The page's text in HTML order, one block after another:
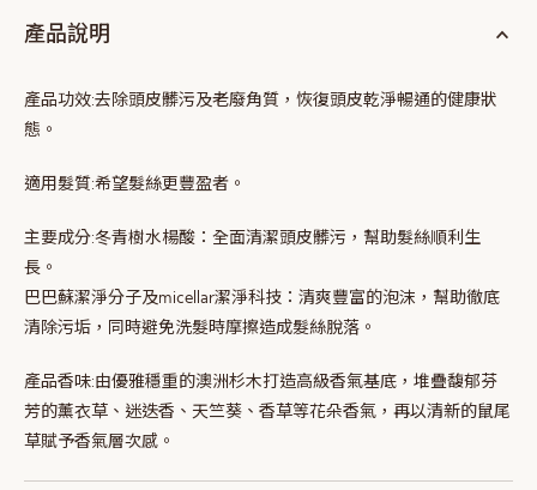
產品說明
產品功效:去除頭皮髒污及老廢角質，恢復頭皮乾淨暢通的健康狀
態。
適用髮質:希望髮絲更豐盈者。
主要成分:冬青樹水楊酸：全面清潔頭皮髒污，幫助髮絲順利生
長。
巴巴蘇潔淨分子及micellar潔淨科技：清爽豐富的泡沫，幫助徹底
清除污垢，同時避免洗髮時摩擦造成髮絲脫落。
產品香味:由優雅穩重的澳洲杉木打造高級香氣基底，堆疊馥郁芬
芳的薰衣草、迷迭香、天竺葵、香草等花朵香氣，再以清新的鼠尾
草賦予香氣層次感。